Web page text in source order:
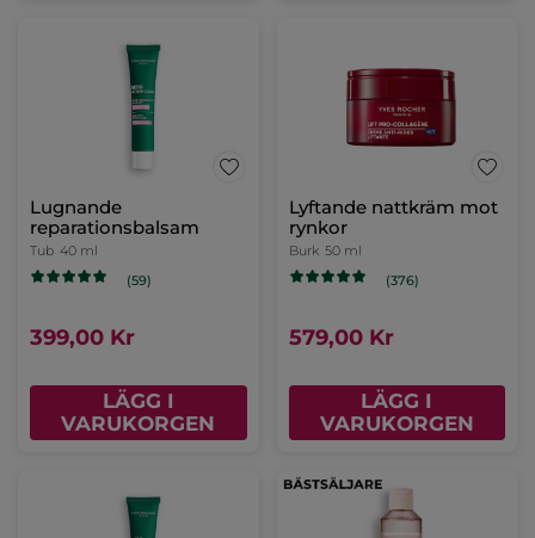
Lugnande
reparationsbalsam
Tub 40 ml
(59)
399,00 Kr
LÄGG I
VARUKORGEN
Lyftande nattkräm mot
rynkor
Burk 50 ml
(376)
579,00 Kr
LÄGG I
VARUKORGEN